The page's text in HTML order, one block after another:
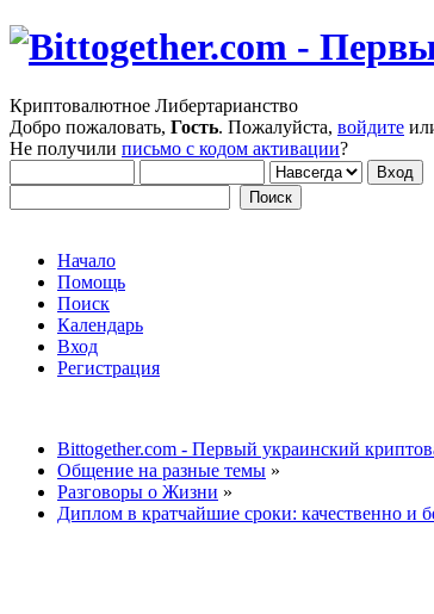
Криптовалютное Либертарианство
Добро пожаловать, Гость. Пожалуйста, войдите
Не получили письмо с кодом активации?
Начало
Помощь
Поиск
Календарь
Вход
Регистрация
Bittogether.com - Первый украинский
Общение на разные темы »
Разговоры о Жизни »
Диплом в кратчайшие сроки: качественно и